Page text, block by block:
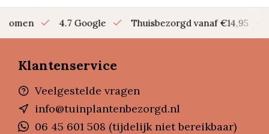
bomen 4.7 Google Thuisbezorgd vanaf €14,95
Klantenservice
Veelgestelde vragen
info@tuinplantenbezorgd.nl
06 45 601 508 (tijdelijk niet bereikbaar)